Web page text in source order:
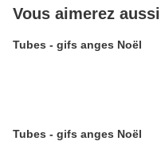
Vous aimerez aussi
Tubes - gifs anges Noël
Tubes - gifs anges Noël